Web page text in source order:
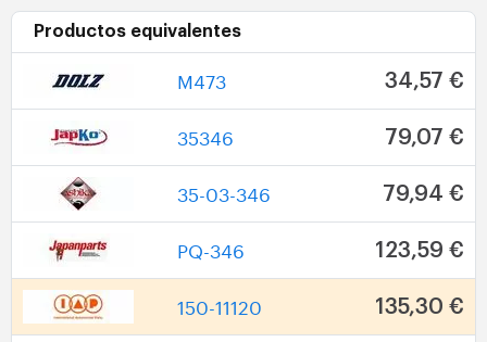
Productos equivalentes
M473 34,57 €
35346 79,07 €
35-03-346 79,94 €
PQ-346 123,59 €
150-11120 135,30 €